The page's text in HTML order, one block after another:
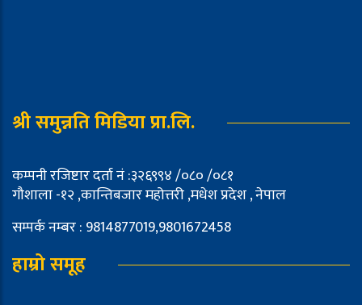
श्री समुन्नति मिडिया प्रा.लि.
कम्पनी रजिष्टार दर्ता नं :३२६९९४ /०८० /०८१
गौशाला -१२ ,कान्तिबजार महोत्तरी ,मधेश प्रदेश , नेपाल
सम्पर्क नम्बर : 9814877019,9801672458
हाम्रो समूह